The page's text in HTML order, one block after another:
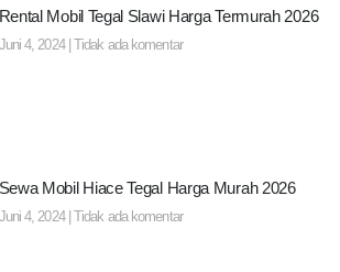
Rental Mobil Tegal Slawi Harga Termurah 2026
Juni 4, 2024 Tidak ada komentar
Sewa Mobil Hiace Tegal Harga Murah 2026
Juni 4, 2024 Tidak ada komentar